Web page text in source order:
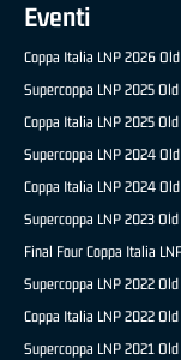
Eventi
Coppa Italia LNP 2026
Supercoppa LNP 2025
Coppa Italia LNP 2025
Supercoppa LNP 2024
Coppa Italia LNP 2024
Supercoppa LNP 2023
Final Four Coppa Italia
Supercoppa LNP 2022
Coppa Italia LNP 2022
Supercoppa LNP 2021